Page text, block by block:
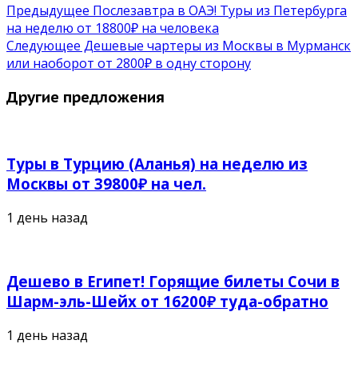
Предыдущее Послезавтра в ОАЭ! Туры из Петербурга
на неделю от 18800₽ на человека
Следующее Дешевые чартеры из Москвы в Мурманск
или наоборот от 2800₽ в одну сторону
Другие предложения
Туры в Турцию (Аланья) на неделю из
Москвы от 39800₽ на чел.
1 день назад
Дешево в Египет! Горящие билеты Сочи в
Шарм-эль-Шейх от 16200₽ туда-обратно
1 день назад